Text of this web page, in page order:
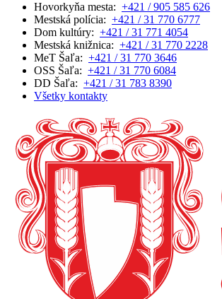
Hovorkyňa mesta: +421 / 905 585 626
Mestská polícia: +421 / 31 770 6777
Dom kultúry: +421 / 31 771 4054
Mestská knižnica: +421 / 31 770 2228
MeT Šaľa: +421 / 31 770 3646
OSS Šaľa: +421 / 31 770 6084
DD Šaľa: +421 / 31 783 8390
Všetky kontakty